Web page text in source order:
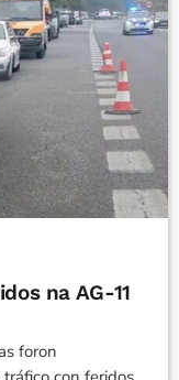
na AG-11
foron